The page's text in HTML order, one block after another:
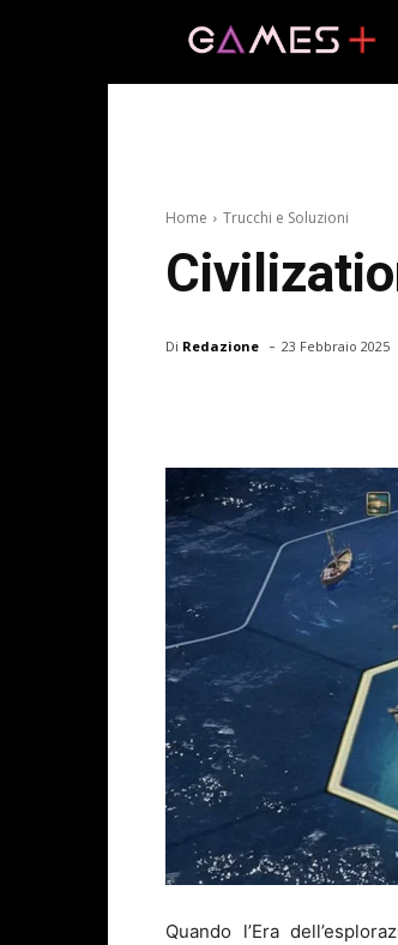
Home Trucchi e Soluzioni
Di Redazione - 23 Febbraio 2025
Quando l’Era